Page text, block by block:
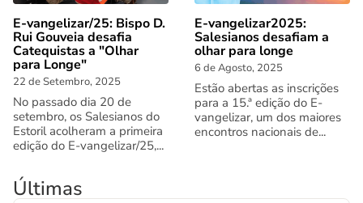
E-vangelizar/25: Bispo D.
Rui Gouveia desafia
Catequistas a "Olhar
para Longe"
22 de Setembro, 2025
No passado dia 20 de
setembro, os Salesianos do
Estoril acolheram a primeira
edição do E-vangelizar/25,...
E-vangelizar2025:
Salesianos desafiam a
olhar para longe
6 de Agosto, 2025
Estão abertas as inscrições
para a 15.ª edição do E-
vangelizar, um dos maiores
encontros nacionais de...
Últimas